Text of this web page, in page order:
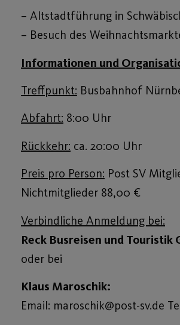
– Altstadtführung in
– Besuch des
Informationen und
Treffpunkt: Busbahnhof
Abfahrt: 8:00 Uhr
Rückkehr: ca. 20:00 Uhr
Preis pro Person: Post SV
Nichtmitglieder 88,00 €
Verbindliche Anmeldung bei:
Reck Busreisen und Touristik
oder bei
Klaus Maroschik:
Email: maroschik@post-sv.de